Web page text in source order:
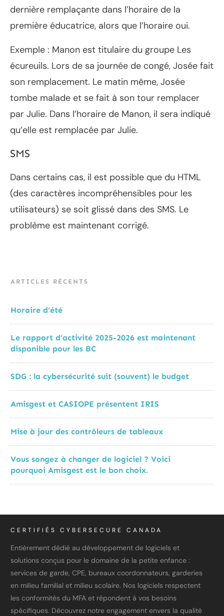
dernière remplaçante dans l’horaire de la
première éducatrice, alors que l’horaire oui.
Exemple : Manon est titulaire du groupe Les
écureuils. Lors de sa journée de congé, Josée fait
son remplacement. Le matin même, Josée
tombe malade et se fait à son tour remplacer
par Julie. Dans l’horaire de Manon, il sera indiqué
qu’elle est remplacée par Julie.
SMS
Dans certains cas, il est possible que du HTML
(des caractères incompréhensibles pour les
utilisateurs) se soit glissé dans des SMS. Le
problème est maintenant corrigé.
ARTICLES RÉCENTS
Horaire d’été
Le rapport d’activité 2025-2026 est maintenant
disponible pour les BC
SDG : la cybersécurité suit (souvent) le budget
Amisgest et CASIOPE présentent IRIS
Mise à jour des contrôleurs de tableaux
Vous songez à changer de logiciel ? Voici
pourquoi Amisgest est le bon choix.
CERTIFIÉS CYBERSECURE CANADA
Entièrement dédié au développement de logiciels et
solutions conçus pour le domaine de la petite enfance :
services de garde, CPE, bureaux coordonnateurs, garderies
en milieu familial et milieu scolaire. Nos logiciels respectent
les conformités du MFA et répondent à vos besoins
spécifiques. Découvrez notre engagement envers la qualité